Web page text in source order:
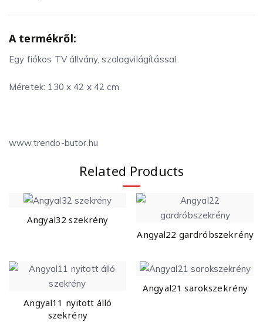
A termékről:
Egy fiókos TV állvány, szalagvilágítással.
Méretek: 130 x 42 x 42 cm
www.trendo-butor.hu
Related Products
Angyal32 szekrény
Angyal22 gardróbszekrény
Angyal11 nyitott álló
szekrény
Angyal21 sarokszekrény